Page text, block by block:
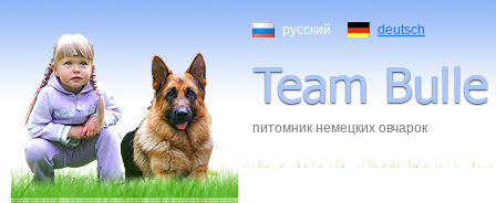
русский deutsch
питомник немецких овчарок